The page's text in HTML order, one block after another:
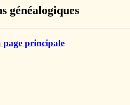
généalogiques
page principale